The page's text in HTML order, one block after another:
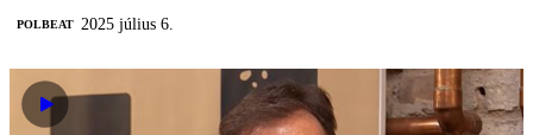
‎POLBEAT 2025 július 6.